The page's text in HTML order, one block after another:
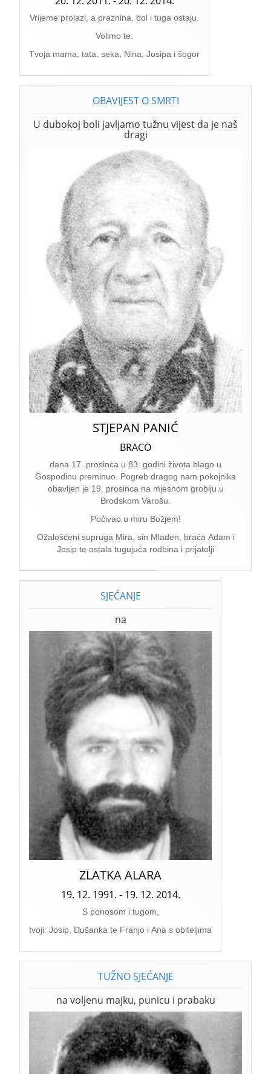
Vrijeme prolazi, a praznina, bol i tuga ostaju.
Volimo te.
Tvoja mama, tata, seka, Nina, Josipa i šogor
OBAVIJEST O SMRTI
U dubokoj boli javljamo tužnu vijest da je naš
dragi
STJEPAN PANIĆ
BRACO
dana 17. prosinca u 83. godini života blago u
Gospodinu preminuo. Pogreb dragog nam pokojnika
obavljen je 19. prosinca na mjesnom groblju u
Brodskom Varošu.
Počivao u miru Božjem!
Ožalošćeni supruga Mira, sin Mladen, braća Adam i
Josip te ostala tugujuća rodbina i prijatelji
SJEĆANJE
na
ZLATKA ALARA
19. 12. 1991. - 19. 12. 2014.
S ponosom i tugom,
tvoji: Josip, Dušanka te Franjo i Ana s obiteljima
TUŽNO SJEĆANJE
na voljenu majku, punicu i prabaku